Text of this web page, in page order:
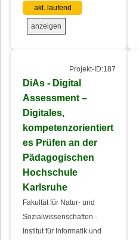
akt. laufend
anzeigen
Projekt-ID:187
DiAs - Digital
Assessment –
Digitales,
kompetenzorientiert
es Prüfen an der
Pädagogischen
Hochschule
Karlsruhe
Fakultät für Natur- und
Sozialwissenschaften -
Institut für Informatik und